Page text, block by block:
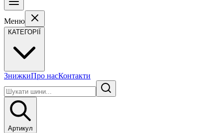
Меню
КАТЕГОРІЇ
ЗнижкиПро насКонтакти
Артикул